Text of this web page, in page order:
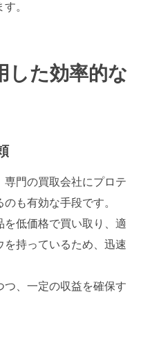
。
した効率的な
専門の買取会社にプロテ
も有効な手段です。
を低価格で買い取り、適
持っているため、迅速
、一定の収益を確保す